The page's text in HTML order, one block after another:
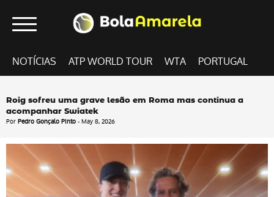
NOTÍCIAS ATP WORLD TOUR WTA PORTUGAL
Roig sofreu uma grave lesão em Roma mas continua a
acompanhar Swiatek
Por Pedro Gonçalo Pinto - May 8, 2026